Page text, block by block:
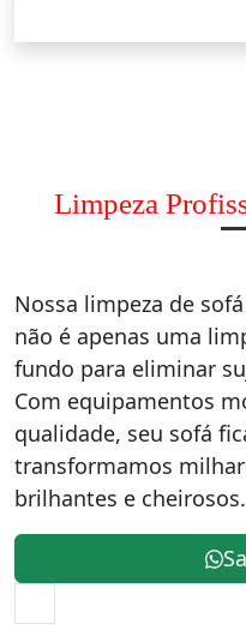
Limpeza
Nossa limpeza de
não é apenas uma
fundo para eliminar
Com equipamentos
qualidade, seu sofá
transformamos
brilhantes e cheirosos.